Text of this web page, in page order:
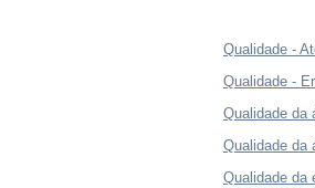
Qualidade -
Qualidade -
Qualidade da
Qualidade da
Qualidade da